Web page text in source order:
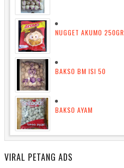
NUGGET AKUMO 250GR
BAKSO BM ISI 50
BAKSO AYAM
VIRAL PETANG ADS